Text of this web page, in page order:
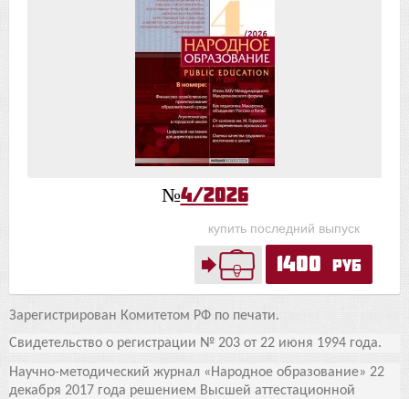
№4/2026
купить последний выпуск
1400 руб
Зарегистрирован Комитетом РФ по печати.
Свидетельство о регистрации № 203 от 22 июня 1994 года.
Научно-методический журнал «Народное образование» 22
декабря 2017 года решением Высшей аттестационной